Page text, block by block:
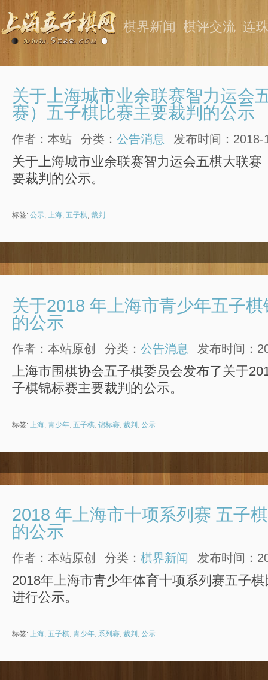
棋界新闻 棋评交流 连
关于上海城市业余联赛智力运会
赛）五子棋比赛主要裁判的公示
作者：本站 分类： 公告消息 发布时间：
关于上海城市业余联赛智力运会五棋大联
要裁判的公示。
标签: 公示, 上海, 五子棋, 裁判
关于2018 年上海市青少年五子
的公示
作者：本站原创 分类： 公告消息 发布时间：
上海市围棋协会五子棋委员会发布了关于
子棋锦标赛主要裁判的公示。
标签: 上海 青少年 五子棋 锦标赛 裁判 公示
2018 年上海市十项系列赛 五子
的公示
作者：本站原创 分类： 棋界新闻 发布时间：
2018年上海市青少年体育十项系列赛五子
进行公示。
标签: 上海, 五子棋, 青少年, 系列赛, 裁判 , 公示